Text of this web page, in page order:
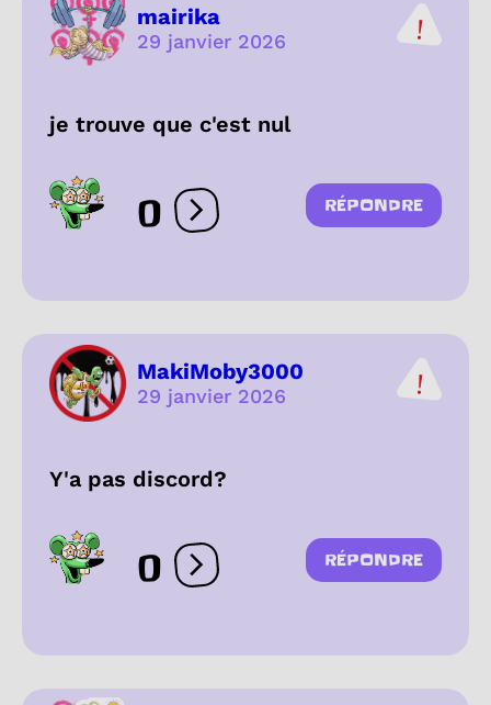
mairika
29 janvier 2026
je trouve que c'est nul
0 Ouvrir les réactions
RÉPONDRE
MakiMoby3000
29 janvier 2026
Y'a pas discord?
0 Ouvrir les réactions
RÉPONDRE